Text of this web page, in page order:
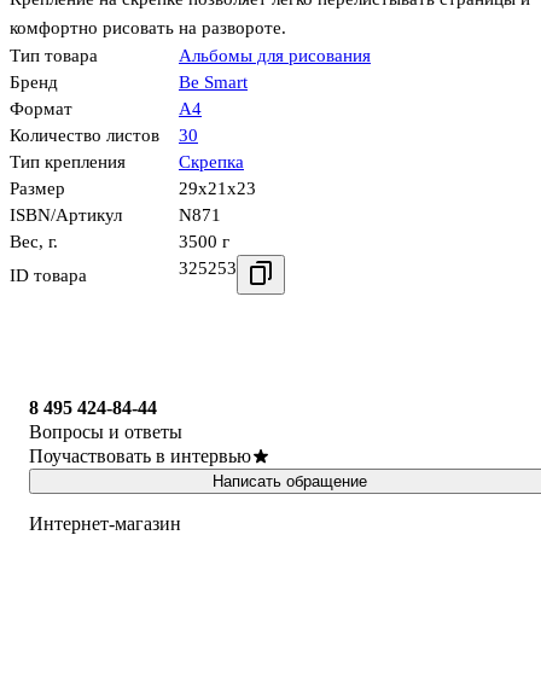
комфортно рисовать на развороте.
Тип товара
Альбомы для рисования
Бренд
Be Smart
Формат
А4
Количество листов
30
Тип крепления
Скрепка
Размер
29x21x23
ISBN/Артикул
N871
Вес, г.
3500 г
ID товара
325253
8 495 424-84-44
Вопросы и ответы
Поучаствовать в интервью
Написать обращение
Интернет-магазин